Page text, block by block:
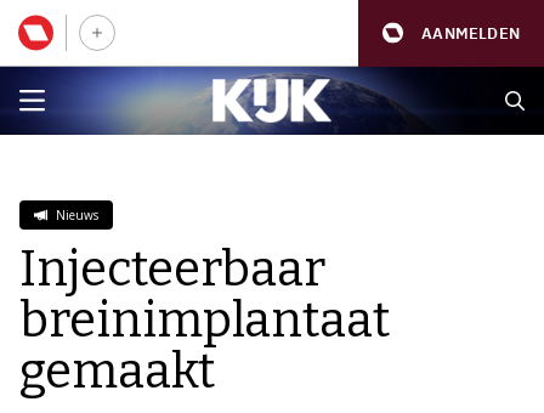
AANMELDEN
Nieuws
Injecteerbaar
breinimplantaat
gemaakt